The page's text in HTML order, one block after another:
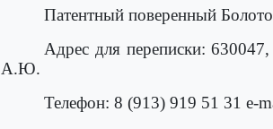
Патентный поверенный
Адрес для переписки:
А.Ю.
Телефон: 8 (913) 919 51 31 e-